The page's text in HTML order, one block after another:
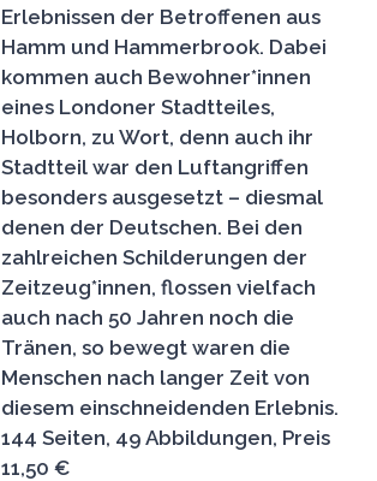
Erlebnissen der Betroffenen aus
Hamm und Hammerbrook. Dabei
kommen auch Bewohner*innen
eines Londoner Stadtteiles,
Holborn, zu Wort, denn auch ihr
Stadtteil war den Luftangriffen
besonders ausgesetzt – diesmal
denen der Deutschen. Bei den
zahlreichen Schilderungen der
Zeitzeug*innen, flossen vielfach
auch nach 50 Jahren noch die
Tränen, so bewegt waren die
Menschen nach langer Zeit von
diesem einschneidenden Erlebnis.
144 Seiten, 49 Abbildungen, Preis
11,50 €